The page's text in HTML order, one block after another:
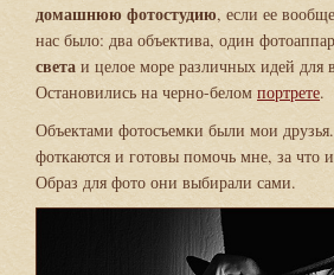
домашнюю фотостудию, если ее
нас было: два объектива, один
света и целое море различных идей для
Остановились на черно-белом портрете.
Объектами фотосъемки были мои
фоткаются и готовы помочь мне, за что
Образ для фото они выбирали сами.